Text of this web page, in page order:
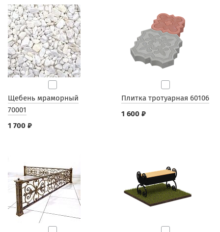
Щебень мраморный
70001
1 700 ₽
Плитка тротуарная 60106
1 600 ₽